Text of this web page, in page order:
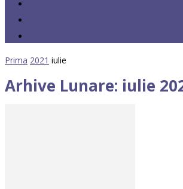
Prima 2021 iulie
Arhive Lunare: iulie